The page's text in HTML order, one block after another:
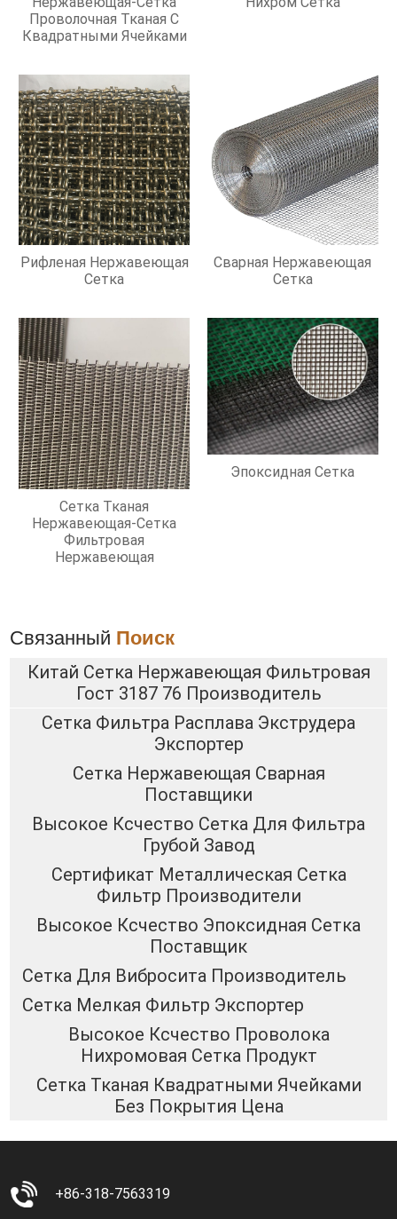
Проволочная Тканая С
Квадратными Ячейками
Рифленая Нержавеющая
Сетка
Сварная Нержавеющая
Сетка
Сетка Тканая
Нержавеющая-Сетка
Фильтровая
Нержавеющая
Эпоксидная Сетка
Связанный Поиск
Китай Сетка Нержавеющая Фильтровая
Гост 3187 76 Производитель
Сетка Фильтра Расплава Экструдера
Экспортер
Сетка Нержавеющая Сварная
Поставщики
Высокое Ксчество Сетка Для Фильтра
Грубой Завод
Сертификат Металлическая Сетка
Фильтр Производители
Высокое Ксчество Эпоксидная Сетка
Поставщик
Сетка Для Вибросита Производитель
Сетка Мелкая Фильтр Экспортер
Высокое Ксчество Проволока
Нихромовая Сетка Продукт
Сетка Тканая Квадратными Ячейками
Без Покрытия Цена
+86-318-7563319